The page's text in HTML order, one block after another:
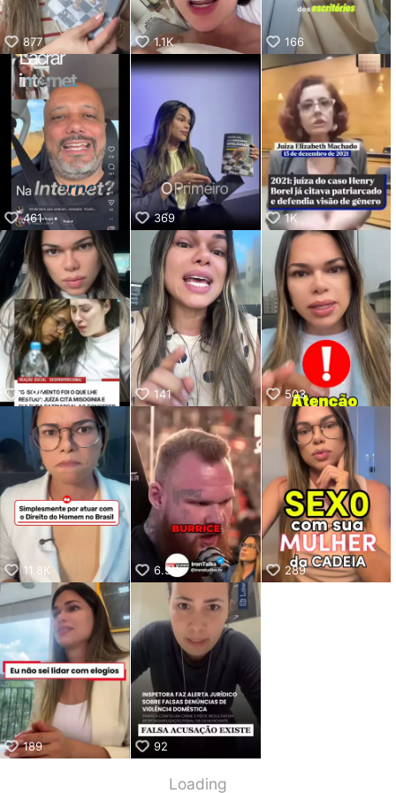
877 1.1K 166
461 369 1K
1.8K 141 503
11.8K 6.9K 289
189 92
Loading